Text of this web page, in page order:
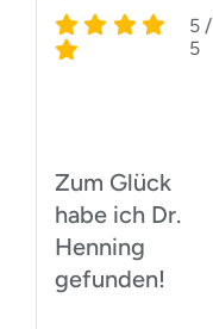
5 /
5
Zum Glück
habe ich Dr.
Henning
gefunden!